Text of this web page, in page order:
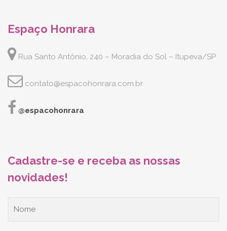
Espaço Honrara
Rua Santo Antônio, 240 – Moradia do Sol – Itupeva/SP
contato@espacohonrara.com.br
@espacohonrara
Cadastre-se e receba as nossas
novidades!